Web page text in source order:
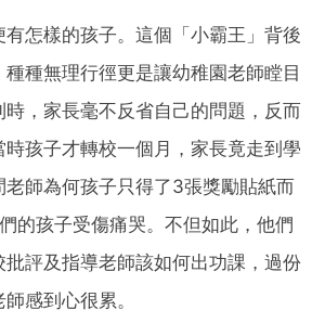
怎樣的孩子。這個「小霸王」背後
種無理行徑更是讓幼稚園老師瞠目
，家長毫不反省自己的問題，反而
孩子才轉校一個月，家長竟走到學
老師為何孩子只得了3張獎勵貼紙而
的孩子受傷痛哭。不但如此，他們
評及指導老師該如何出功課，過份
感到心很累。